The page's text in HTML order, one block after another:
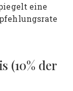
eine
(10% der